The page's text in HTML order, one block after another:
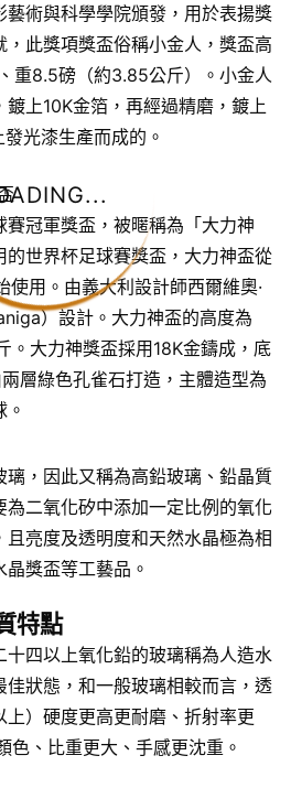
術與科學學院頒發，用於表揚獎
此獎項獎盃俗稱小金人，獎盃高
重8.5磅（約3.85公斤）。小金人
上10K金箔，再經過精磨，鍍上
光漆生產而成的。
冠軍獎盃，被暱稱為「大力神
世界杯足球賽獎盃，大力神盃從
使用。由義大利設計師西爾維奧·
）設計。大力神盃的高度為
。大力神獎盃採用18K金鑄成，底
層綠色孔雀石打造，主體造型為
璃，因此又稱為高鉛玻璃、鉛晶質
二氧化矽中添加一定比例的氧化
亮度及透明度和天然水晶極為相
獎盃等工藝品。
特點
四以上氧化鉛的玻璃稱為人造水
佳狀態，和一般玻璃相較而言，透
）硬度更高更耐磨、折射率更
色、比重更大、手感更沈重。